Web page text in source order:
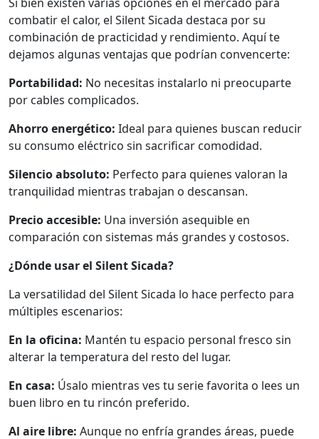
combatir el calor, el Silent Sicada destaca por su
combinación de practicidad y rendimiento. Aquí te
dejamos algunas ventajas que podrían convencerte:
Portabilidad: No necesitas instalarlo ni preocuparte
por cables complicados.
Ahorro energético: Ideal para quienes buscan reducir
su consumo eléctrico sin sacrificar comodidad.
Silencio absoluto: Perfecto para quienes valoran la
tranquilidad mientras trabajan o descansan.
Precio accesible: Una inversión asequible en
comparación con sistemas más grandes y costosos.
¿Dónde usar el Silent Sicada?
La versatilidad del Silent Sicada lo hace perfecto para
múltiples escenarios:
En la oficina: Mantén tu espacio personal fresco sin
alterar la temperatura del resto del lugar.
En casa: Úsalo mientras ves tu serie favorita o lees un
buen libro en tu rincón preferido.
Al aire libre: Aunque no enfría grandes áreas, puede